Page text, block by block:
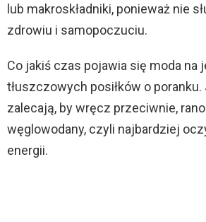
lub makroskładniki, ponieważ nie
zdrowiu i samopoczuciu.
Co jakiś czas pojawia się moda na
tłuszczowych posiłków o
zalecają, by wręcz przeciwnie,
węglowodany, czyli najbardziej
energii.